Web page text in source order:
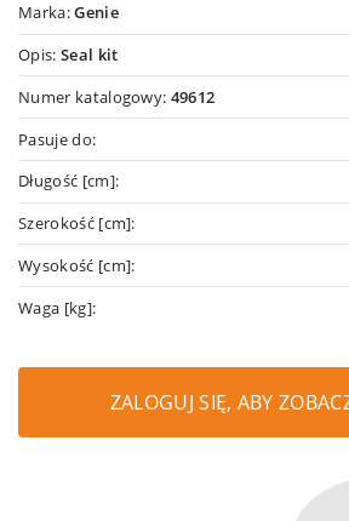
Marka:Genie
Opis: Seal kit
Numer katalogowy: 49612
Pasuje do:
Długość [cm]:
Szerokość [cm]:
Wysokość [cm]:
Waga [kg]:
ZALOGUJ SIĘ, ABY